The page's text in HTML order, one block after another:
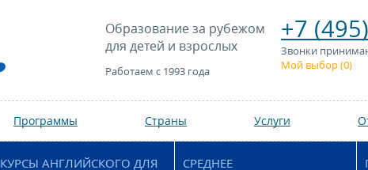
Образование за рубежом
для детей и взрослых
Работаем с 1993 года
+7
Звонки
Мой выбор (0)
Программы Страны Услуги
КУРСЫ АНГЛИЙСКОГО ДЛЯ
СРЕДНЕЕ